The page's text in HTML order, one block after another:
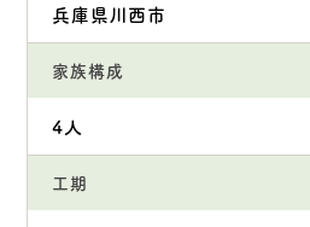
兵庫県川西市
家族構成
4人
工期